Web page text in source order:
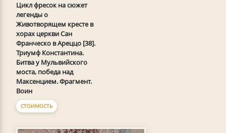
Цикл фресок на сюжет
легенды о
Животворящем кресте в
хорах церкви Сан
Франческо в Ареццо [38].
Триумф Константина.
Битва у Мульвийского
моста, победа над
Максенцием. Фрагмент.
Воин
СТОИМОСТЬ